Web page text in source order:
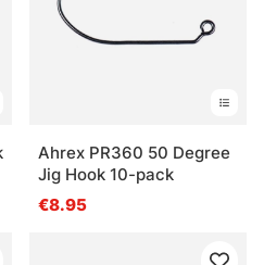
Ahrex PR360 50 Degree
Jig Hook 10-pack
€8.95